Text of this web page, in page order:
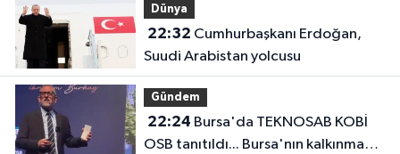
Dünya
22:32
Suudi Arabistan yolcusu
Gündem
22:24
OSB tanıtıldı... Bursa'nın kalkınma